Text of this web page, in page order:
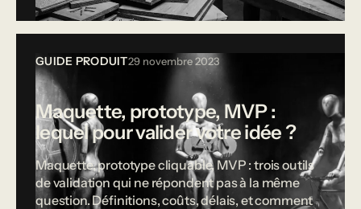
GUIDE PRODUIT29 novembre 2023
Maquette, prototype, MVP :
lequel pour valider votre idée ?
Maquette, prototype cliquable, MVP : trois outils
de validation qui ne répondent pas à la même
question. Définitions, coûts, délais, et comment